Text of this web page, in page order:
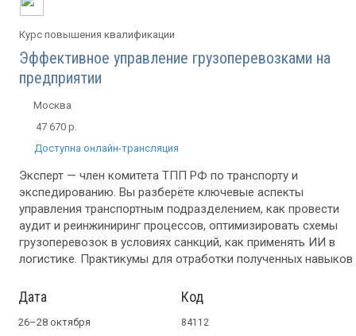
Курс повышения квалификации
Эффективное управление грузоперевозками на
предприятии
Москва
47 670 р.
Доступна онлайн-трансляция
Эксперт — член комитета ТПП РФ по транспорту и
экспедированию. Вы разберёте ключевые аспекты
управления транспортным подразделением, как провести
аудит и реинжиниринг процессов, оптимизировать схемы
грузоперевозок в условиях санкций, как применять ИИ в
логистике. Практикумы для отработки полученных навыков
Дата
26–28 октября
Код
84112